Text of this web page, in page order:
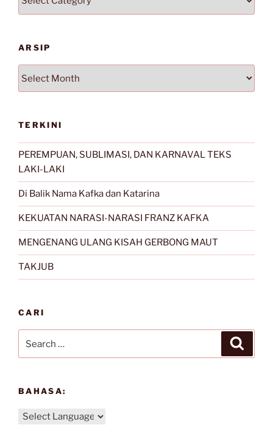
ARSIP
TERKINI
PEREMPUAN, SUBLIMASI, DAN KARNAVAL TEKS
LAKI-LAKI
Di Balik Nama Kafka dan Katarina
KEKUATAN NARASI-NARASI FRANZ KAFKA
MENGENANG ULANG KISAH GERBONG MAUT
TAKJUB
CARI
for:
BAHASA: